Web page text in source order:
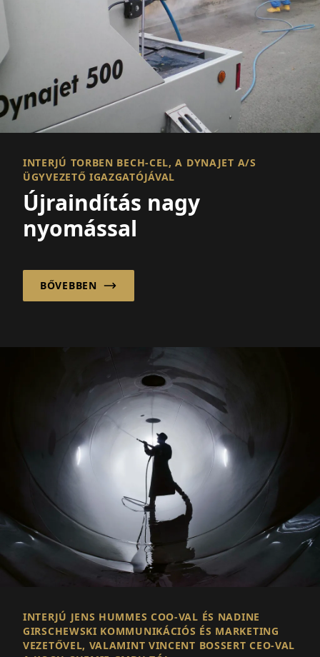
INTERJÚ TORBEN BECH-CEL, A DYNAJET A/S
ÜGYVEZETŐ IGAZGATÓJÁVAL
Újraindítás nagy
nyomással
BŐVEBBEN
INTERJÚ JENS HUMMES COO-VAL ÉS NADINE
GIRSCHEWSKI KOMMUNIKÁCIÓS ÉS MARKETING
VEZETŐVEL, VALAMINT VINCENT BOSSERT CEO-VAL